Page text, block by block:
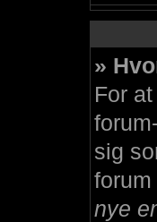
»
For
sig
nye